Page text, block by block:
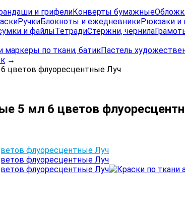
и грифелиКонверты бумажные
РучкиБлокноты и ежедневникиРюкзаки и
и файлыТетрадиСтержни, чернила
маркеры по ткани, батикПастель
→
цветов флуоресцентные Луч
5 мл 6 цветов